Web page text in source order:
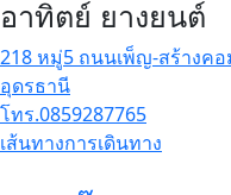
อาทิตย์ ยางยนต์
218 หมู่5 ถนนเพ็ญ-สร้างค
อุดรธานี
โทร.0859287765
เส้นทางการเดินทาง